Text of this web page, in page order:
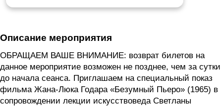
Описание мероприятия
ОБРАЩАЕМ ВАШЕ ВНИМАНИЕ: возврат билетов на
данное мероприятие возможен не позднее, чем за сутки
до начала сеанса. Приглашаем на специальный показ
фильма Жана-Люка Годара «Безумный Пьеро» (1965) в
сопровождении лекции искусствоведа Светланы